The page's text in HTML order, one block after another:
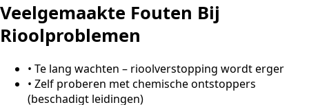
Veelgemaakte Fouten Bij
Rioolproblemen
• Te lang wachten – rioolverstopping wordt erger
• Zelf proberen met chemische ontstoppers
(beschadigt leidingen)